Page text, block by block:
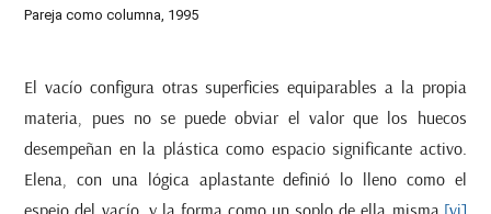
Pareja como columna, 1995
El vacío configura otras superficies equiparables a la propia
materia, pues no se puede obviar el valor que los huecos
desempeñan en la plástica como espacio significante activo.
Elena, con una lógica aplastante definió lo lleno como el
espejo del vacío, y la forma como un soplo de ella misma. [vi]